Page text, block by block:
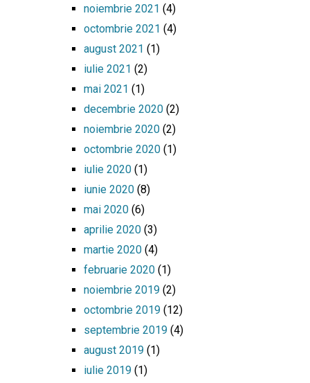
noiembrie 2021 (4)
octombrie 2021 (4)
august 2021 (1)
iulie 2021 (2)
mai 2021 (1)
decembrie 2020(2)
noiembrie 2020(2)
octombrie 2020(1)
iulie 2020(1)
iunie 2020(8)
mai 2020(6)
aprilie 2020(3)
martie 2020(4)
februarie 2020(1)
noiembrie 2019(2)
octombrie 2019(12)
septembrie 2019(4)
august 2019(1)
iulie 2019(1)